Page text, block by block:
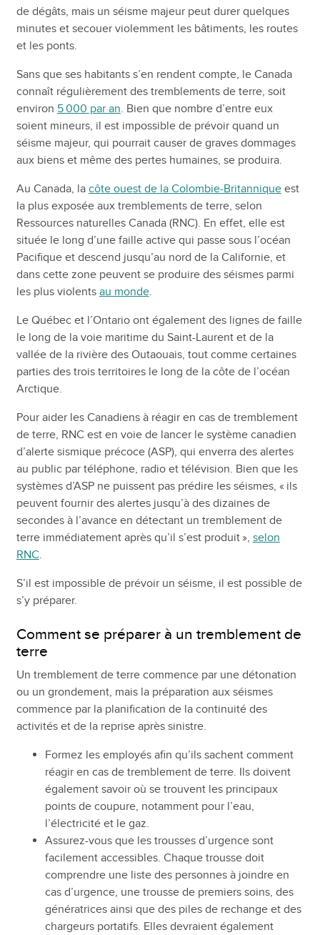
de dégâts, mais un séisme majeur peut durer quelques
minutes et secouer violemment les bâtiments, les routes
et les ponts.
Sans que ses habitants s’en rendent compte, le Canada
connaît régulièrement des tremblements de terre, soit
environ 5 000 par an. Bien que nombre d’entre eux
soient mineurs, il est impossible de prévoir quand un
séisme majeur, qui pourrait causer de graves dommages
aux biens et même des pertes humaines, se produira.
Au Canada, la côte ouest de la Colombie-Britanniqueest
la plus exposée aux tremblements de terre, selon
Ressources naturelles Canada (RNC). En effet, elle est
située le long d’une faille active qui passe sous l’océan
Pacifique et descend jusqu’au nord de la Californie, et
dans cette zone peuvent se produire des séismes parmi
les plus violents au monde.
Le Québec et l’Ontario ont également des lignes de faille
le long de la voie maritime du Saint-Laurent et de la
vallée de la rivière des Outaouais, tout comme certaines
parties des trois territoires le long de la côte de l’océan
Arctique.
Pour aider les Canadiens à réagir en cas de tremblement
de terre, RNC est en voie de lancer le système canadien
d’alerte sismique précoce (ASP), qui enverra des alertes
au public par téléphone, radio et télévision. Bien que les
systèmes d’ASP ne puissent pas prédire les séismes, « ils
peuvent fournir des alertes jusqu’à des dizaines de
secondes à l’avance en détectant un tremblement de
terre immédiatement après qu’il s’est produit », selon
RNC.
S’il est impossible de prévoir un séisme, il est possible de
s’y préparer.
Comment se préparer à un tremblement de
terre
Un tremblement de terre commence par une détonation
ou un grondement, mais la préparation aux séismes
commence par la planification de la continuité des
activités et de la reprise après sinistre.
Formez les employés afin qu’ils sachent comment
réagir en cas de tremblement de terre. Ils doivent
également savoir où se trouvent les principaux
points de coupure, notamment pour l’eau,
l’électricité et le gaz.
Assurez-vous que les trousses d’urgence sont
facilement accessibles. Chaque trousse doit
comprendre une liste des personnes à joindre en
cas d’urgence, une trousse de premiers soins, des
génératrices ainsi que des piles de rechange et des
chargeurs portatifs. Elles devraient également